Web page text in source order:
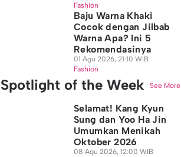
Fashion
Baju Warna Khaki
Cocok dengan Jilbab
Warna Apa? Ini 5
Rekomendasinya
01 Agu 2026, 21:10 WIB
Fashion
Spotlight of the Week See More
Selamat! Kang Kyun
Sung dan Yoo Ha Jin
Umumkan Menikah
Oktober 2026
08 Agu 2026, 12:00 WIB